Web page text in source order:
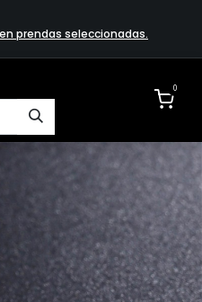
en prendas​ selecciona​das.
0